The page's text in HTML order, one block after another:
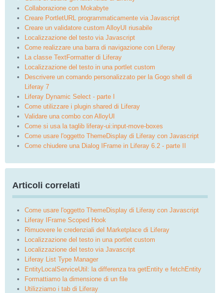
Collaborazione con Mokabyte
Creare PortletURL programmaticamente via Javascript
Creare un validatore custom AlloyUI riusabile
Localizzazione del testo via Javascript
Come realizzare una barra di navigazione con Liferay
La classe TextFormatter di Liferay
Localizzazione del testo in una portlet custom
Descrivere un comando personalizzato per la Gogo shell di
Liferay 7
Liferay Dynamic Select - parte I
Come utilizzare i plugin shared di Liferay
Validare una combo con AlloyUI
Come si usa la taglib liferay-ui:input-move-boxes
Come usare l'oggetto ThemeDisplay di Liferay con Javascript
Come chiudere una Dialog IFrame in Liferay 6.2 - parte II
Articoli correlati
Come usare l'oggetto ThemeDisplay di Liferay con Javascript
Liferay IFrame Scoped Hook
Rimuovere le credenziali del Marketplace di Liferay
Localizzazione del testo in una portlet custom
Localizzazione del testo via Javascript
Liferay List Type Manager
EntityLocalServiceUtil: la differenza tra getEntity e fetchEntity
Formattiamo la dimensione di un file
Utilizziamo i tab di Liferay